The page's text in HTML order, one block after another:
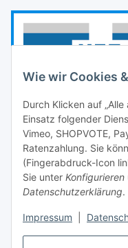
Wie wir Cookies
Durch Klicken auf
Einsatz folgender
Vimeo, SHOPVOTE,
Ratenzahlung. Sie
(Fingerabdruck-Icon
Sie unter Konfigurieren
Datenschutzerklärung.
Impressum